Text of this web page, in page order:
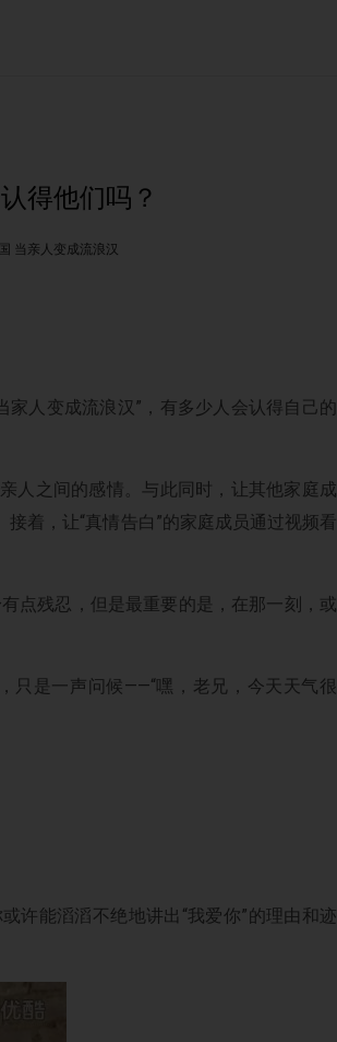
得他们吗？
当亲人变成流浪汉
人变成流浪汉”，有多少人会认得自己的
人之间的感情。与此同时，让其他家庭成
着，让“真情告白”的家庭成员通过视频看
点残忍，但是最重要的是，在那一刻，或
只是一声问候——“嘿，老兄，今天天气很
许能滔滔不绝地讲出“我爱你”的理由和迹